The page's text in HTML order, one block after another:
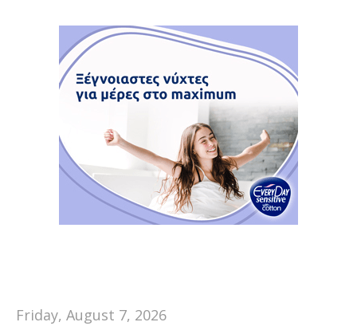
Friday, August 7, 2026